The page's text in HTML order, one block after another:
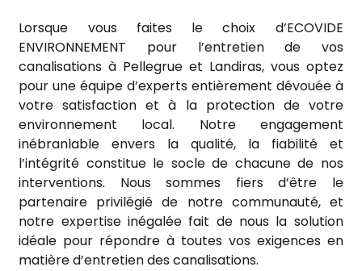
Lorsque vous faites le choix d’ECOVIDE
ENVIRONNEMENT pour l’entretien de vos
canalisations à Pellegrue et Landiras, vous optez
pour une équipe d’experts entièrement dévouée à
votre satisfaction et à la protection de votre
environnement local. Notre engagement
inébranlable envers la qualité, la fiabilité et
l’intégrité constitue le socle de chacune de nos
interventions. Nous sommes fiers d’être le
partenaire privilégié de notre communauté, et
notre expertise inégalée fait de nous la solution
idéale pour répondre à toutes vos exigences en
matière d’entretien des canalisations.